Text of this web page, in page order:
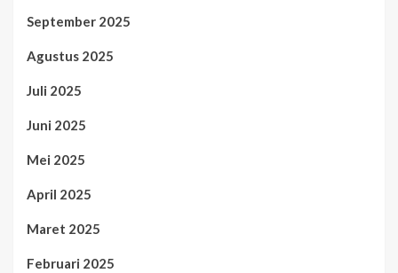
September 2025
Agustus 2025
Juli 2025
Juni 2025
Mei 2025
April 2025
Maret 2025
Februari 2025